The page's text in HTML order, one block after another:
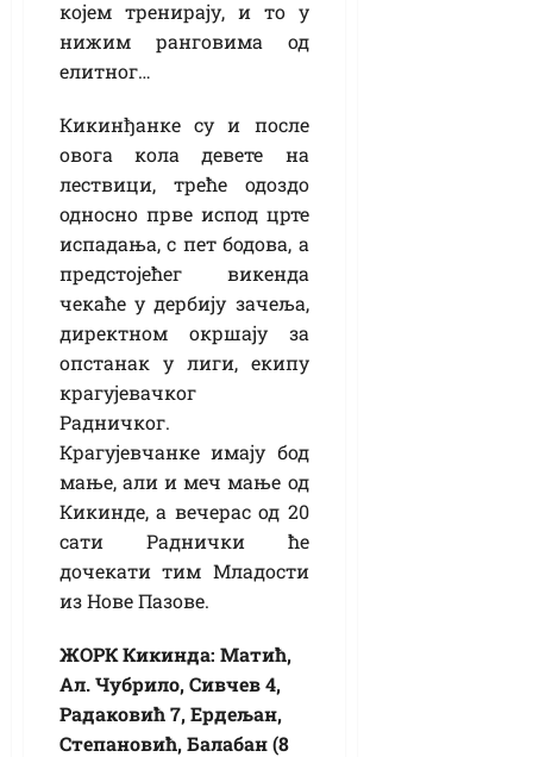
којем тренирају, и то у
нижим ранговима од
елитног…
Кикинђанке су и после
овога кола девете на
лествици, треће одоздо
односно прве испод црте
испадања, с пет бодова, а
предстојећег викенда
чекаће у дербију зачеља,
директном окршају за
опстанак у лиги, екипу
крагујевачког
Радничког.
Крагујевчанке имају бод
мање, али и меч мање од
Кикинде, а вечерас од 20
сати Раднички ће
дочекати тим Младости
из Нове Пазове.
ЖОРК Кикинда: Матић,
Ал. Чубрило, Сивчев 4,
Радаковић 7, Ердељан,
Степановић, Балабан (8